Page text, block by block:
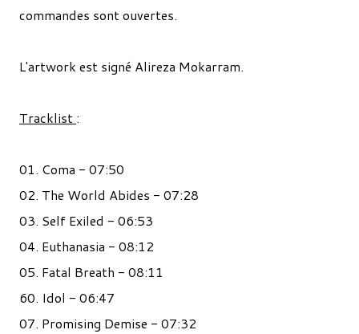
commandes sont ouvertes.
L'artwork est signé Alireza Mokarram.
Tracklist :
01. Coma - 07:50
02. The World Abides - 07:28
03. Self Exiled - 06:53
04. Euthanasia - 08:12
05. Fatal Breath - 08:11
60. Idol - 06:47
07. Promising Demise - 07:32